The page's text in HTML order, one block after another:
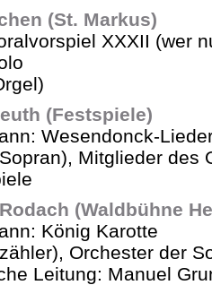
(St. Markus)
XXXII (wer
(Festspiele)
Wesendonck-
Mitglieder des
(Waldbühne
König Karotte
Orchester der
Leitung: Manuel